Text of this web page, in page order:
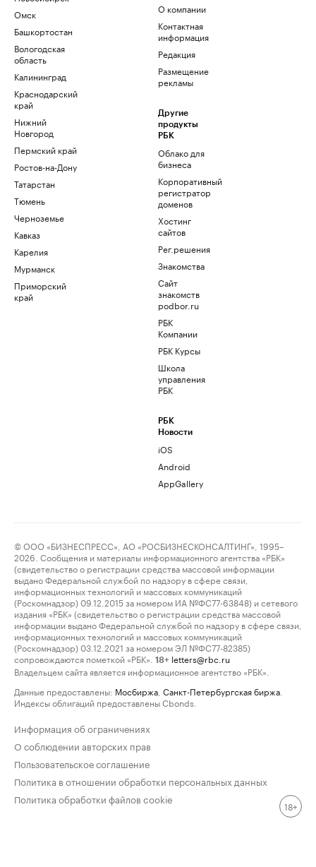
Омск
Башкортостан
Вологодская
область
Калининград
Краснодарский
край
Нижний
Новгород
Пермский край
Ростов-на-Дону
Татарстан
Тюмень
Черноземье
Кавказ
Карелия
Мурманск
Приморский
край
О компании
Контактная
информация
Редакция
Размещение
рекламы
Другие
продукты
РБК
Облако для
бизнеса
Корпоративный
регистратор
доменов
Хостинг
сайтов
Рег.решения
Знакомства
Сайт
знакомств
podbor.ru
РБК
Компании
РБК Курсы
Школа
управления
РБК
РБК
Новости
iOS
Android
AppGallery
© ООО «БИЗНЕСПРЕСС», АО «РОСБИЗНЕСКОНСАЛТИНГ», 1995–
2026. Сообщения и материалы информационного агентства «РБК»
(свидетельство о регистрации средства массовой информации
выдано Федеральной службой по надзору в сфере связи,
информационных технологий и массовых коммуникаций
(Роскомнадзор) 09.12.2015 за номером ИА №ФС77-63848) и сетевого
издания «РБК» (свидетельство о регистрации средства массовой
информации выдано Федеральной службой по надзору в сфере связи,
информационных технологий и массовых коммуникаций
(Роскомнадзор) 03.12.2021 за номером ЭЛ №ФС77-82385)
сопровождаются пометкой «РБК».
18+ letters@rbc.ru
Владельцем сайта является информационное агентство «РБК».
Данные предоставлены: Мосбиржа Санкт-Петербургская биржа
Индексы облигаций предоставлены Cbonds.
Информация об ограничениях
О соблюдении авторских прав
Пользовательское соглашение
Политика в отношении обработки персональных данных
Политика обработки файлов cookie
18+